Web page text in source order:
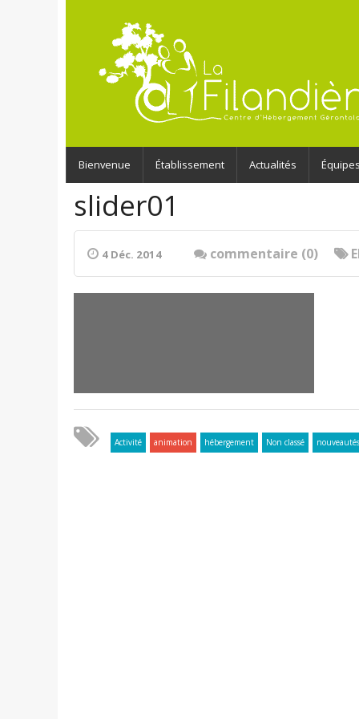
Bienvenue Établissement Actualités Équipes
slider01
4 Déc. 2014 commentaire (0)
Activité animation hébergement Non classé nouveautés